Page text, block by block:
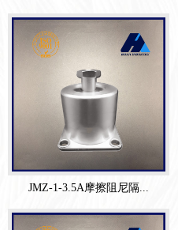
JMZ-1-3.5A摩擦阻尼隔...